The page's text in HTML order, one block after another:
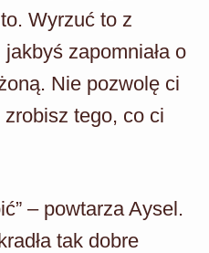
Wyrzuć to z
jakbyś zapomniała o
Nie pozwolę ci
tego, co ci
– powtarza Aysel.
tak dobre